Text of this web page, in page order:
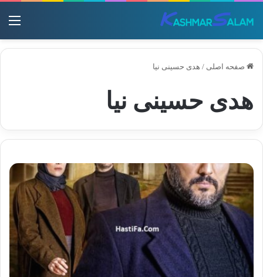
صفحه اصلی / هدی حسینی نیا
هدی حسینی نیا